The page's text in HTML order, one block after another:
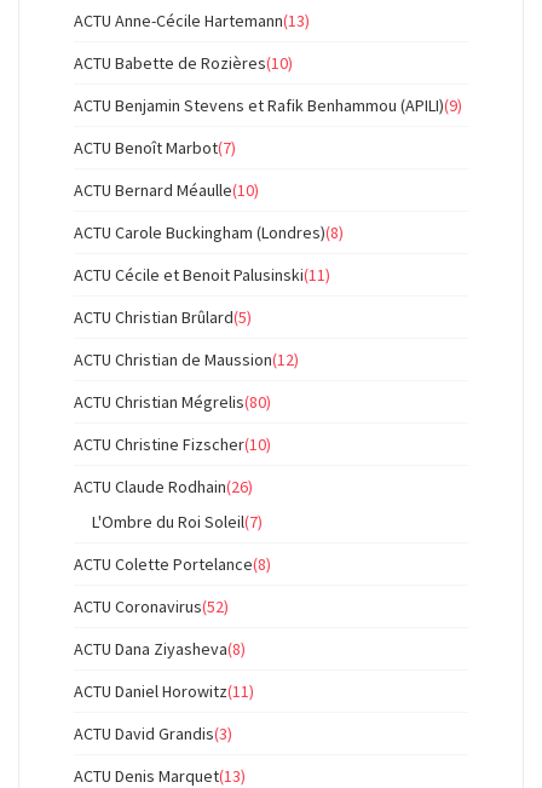
ACTU Anne-Cécile Hartemann(13)
ACTU Babette de Rozières(10)
ACTU Benjamin Stevens et Rafik Benhammou (APILI)(9)
ACTU Benoît Marbot(7)
ACTU Bernard Méaulle(10)
ACTU Carole Buckingham (Londres)(8)
ACTU Cécile et Benoit Palusinski(11)
ACTU Christian Brûlard(5)
ACTU Christian de Maussion(12)
ACTU Christian Mégrelis(80)
ACTU Christine Fizscher(10)
ACTU Claude Rodhain(26)
L'Ombre du Roi Soleil(7)
ACTU Colette Portelance(8)
ACTU Coronavirus(52)
ACTU Dana Ziyasheva(8)
ACTU Daniel Horowitz(11)
ACTU David Grandis(3)
ACTU Denis Marquet(13)